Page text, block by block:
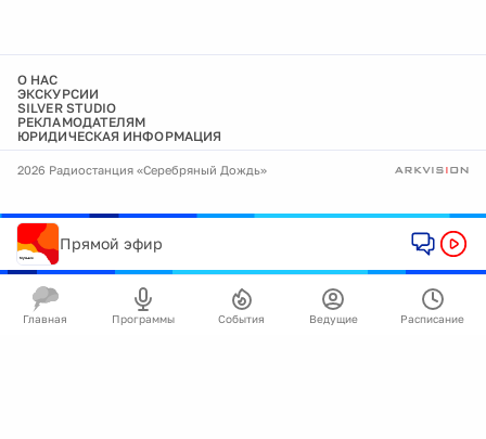
О НАС
ЭКСКУРСИИ
SILVER STUDIO
РЕКЛАМОДАТЕЛЯМ
ЮРИДИЧЕСКАЯ ИНФОРМАЦИЯ
2026 Радиостанция «Серебряный Дождь»
Прямой эфир
Главная Программы События Ведущие Расписание